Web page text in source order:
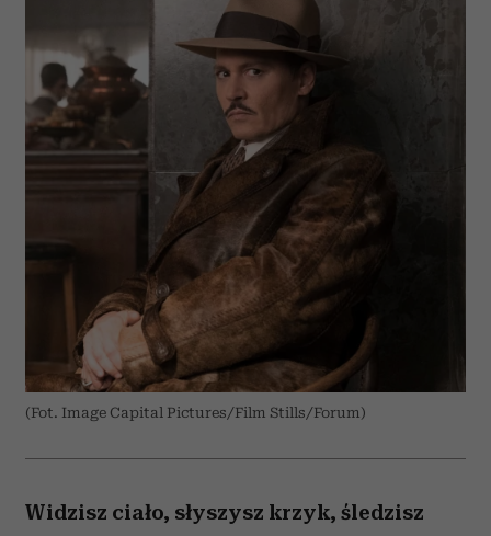
(Fot. Image Capital Pictures/Film Stills/Forum)
Widzisz ciało, słyszysz krzyk, śledzisz